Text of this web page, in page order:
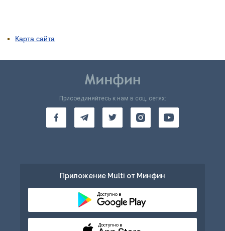
Карта сайта
Присоединяйтесь к нам в соц. сетях:
Приложение Multi от Минфин
Доступно в
Доступно в